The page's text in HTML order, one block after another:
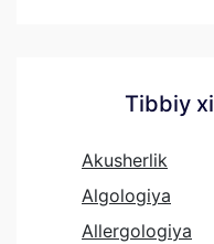
Tibbiy
Akusherlik
Algologiya
Allergologiya